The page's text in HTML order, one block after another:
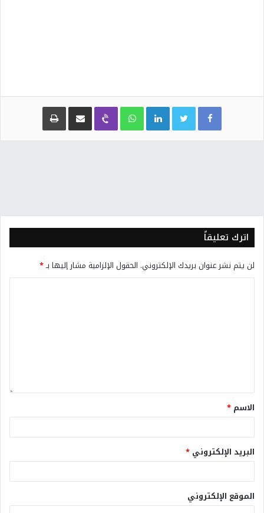
Facebook
Twitter
LinkedIn
WhatsApp
Viber مشاركة عبر البريد طباعة
اترك تعليقاً
لن يتم نشر عنوان بريدك الإلكتروني. الحقول الإلزامية مشار إليها بـ*
الاسم *
البريد الإلكتروني *
الموقع الإلكتروني